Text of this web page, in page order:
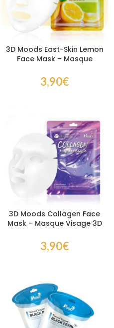
3D Moods East-Skin Lemon
Face Mask – Masque
Teint Éclatant
3,90€
3D Moods Collagen Face
Mask – Masque Visage 3D
3,90€